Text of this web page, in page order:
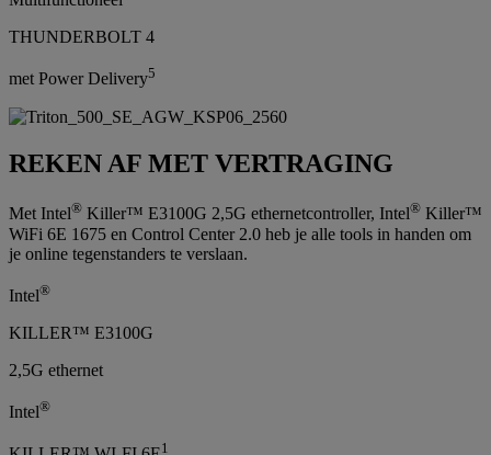
THUNDERBOLT 4
met Power Delivery5
REKEN AF MET VERTRAGING
Met Intel® Killer™ E3100G 2,5G ethernetcontroller, Intel® Killer™
WiFi 6E 1675 en Control Center 2.0 heb je alle tools in handen om
je online tegenstanders te verslaan.
Intel®
KILLER™ E3100G
2,5G ethernet
Intel®
1